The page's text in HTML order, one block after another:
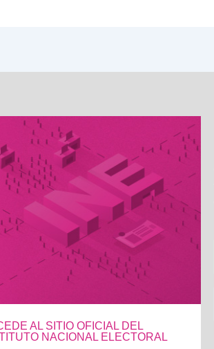
AL SITIO OFICIAL DEL
NACIONAL ELECTORAL